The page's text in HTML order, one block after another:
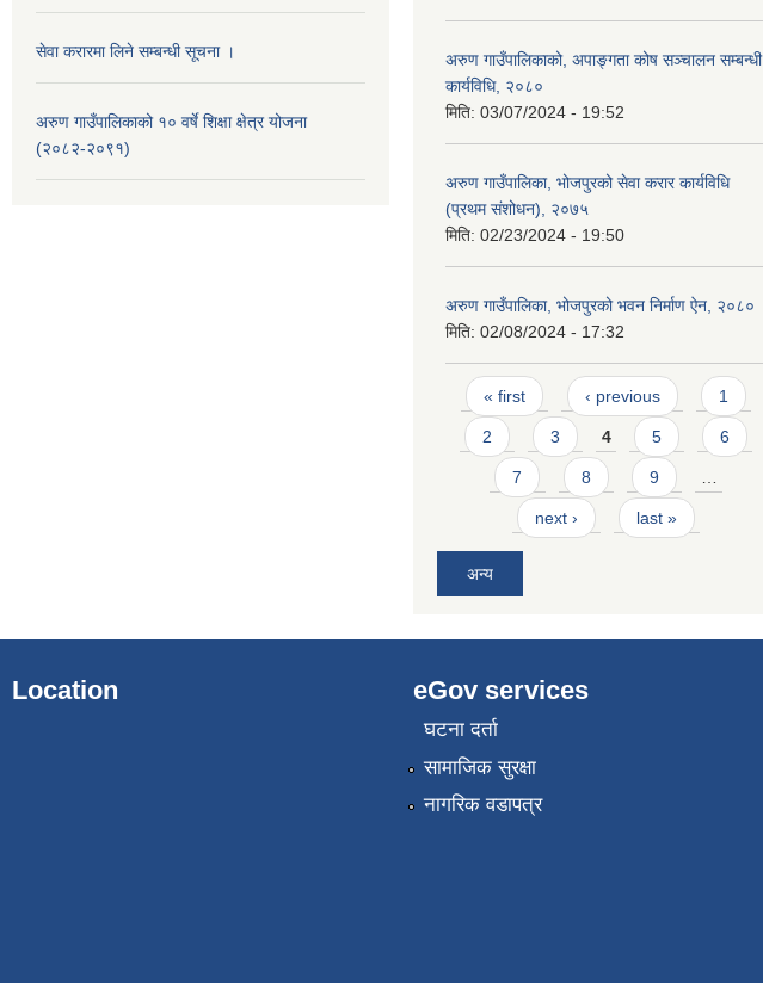
सेवा करारमा लिने सम्बन्धी सूचना ।
अरुण गाउँपालिकाको १० वर्षे शिक्षा क्षेत्र योजना
(२०८२-२०९१)
अरुण गाउँपालिकाको, अपाङ्गता कोष सञ्‍चालन सम्बन्धी
कार्यविधि, २०८०
मिति: 03/07/2024 - 19:52
अरुण गाउँपालिका, भोजपुरको सेवा करार कार्यविधि
(प्रथम संशोधन), २०७५
मिति: 02/23/2024 - 19:50
अरुण गाउँपालिका, भोजपुरको भवन निर्माण ऐन, २०८०
मिति: 02/08/2024 - 17:32
Pages
« first ‹ previous 1
2 3 4 5 6
7 8 9 …
next › last »
अन्य
Location eGov services
घटना दर्ता
सामाजिक सुरक्षा
नागरिक वडापत्र